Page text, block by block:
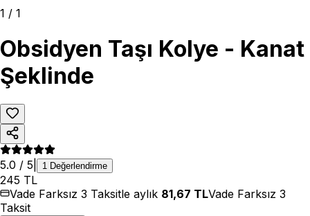
1 / 1
Obsidyen Taşı Kolye - Kanat
Şeklinde
5.0 / 5 1 Değerlendirme
245 TL
Vade Farksız 3 Taksitle aylık 81,67 TLVade Farksız 3
Taksit